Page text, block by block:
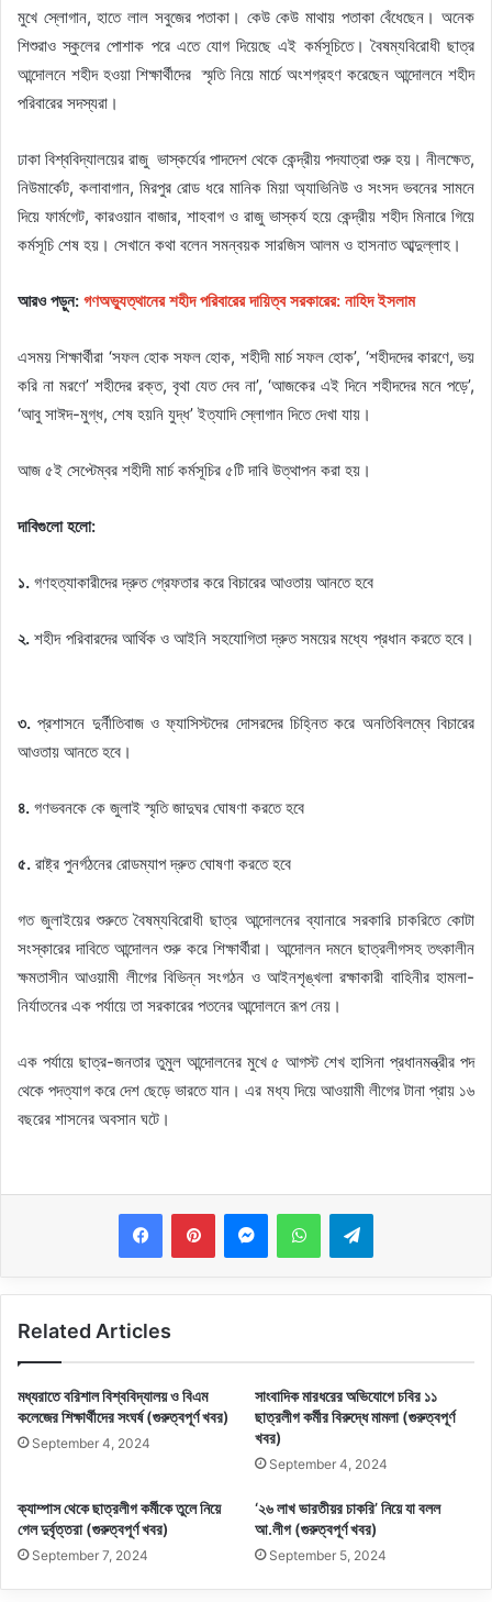
মুখে স্লোগান, হাতে লাল সবুজের পতাকা। কেউ কেউ মাথায় পতাকা বেঁধেছেন। অনেক
শিশুরাও স্কুলের পোশাক পরে এতে যোগ দিয়েছে এই কর্মসূচিতে। বৈষম্যবিরোধী ছাত্র
আন্দোলনে শহীদ হওয়া শিক্ষার্থীদের স্মৃতি নিয়ে মার্চে অংশগ্রহণ করেছেন আন্দোলনে শহীদ
পরিবারের সদস্যরা।
ঢাকা বিশ্ববিদ্যালয়ের রাজু ভাস্কর্যের পাদদেশ থেকে কেন্দ্রীয় পদযাত্রা শুরু হয়। নীলক্ষেত,
নিউমার্কেট, কলাবাগান, মিরপুর রোড ধরে মানিক মিয়া অ্যাভিনিউ ও সংসদ ভবনের সামনে
দিয়ে ফার্মগেট, কারওয়ান বাজার, শাহবাগ ও রাজু ভাস্কর্য হয়ে কেন্দ্রীয় শহীদ মিনারে গিয়ে
কর্মসূচি শেষ হয়। সেখানে কথা বলেন সমন্বয়ক সারজিস আলম ও হাসনাত আব্দুল্লাহ।
আরও পড়ুন: গণঅভ্যুত্থানের শহীদ পরিবারের দায়িত্ব সরকারের: নাহিদ ইসলাম
এসময় শিক্ষার্থীরা ‘সফল হোক সফল হোক, শহীদী মার্চ সফল হোক’, ‘শহীদদের কারণে, ভয়
করি না মরণে’ শহীদের রক্ত, বৃথা যেত দেব না’, ‘আজকের এই দিনে শহীদদের মনে পড়ে’,
‘আবু সাঈদ-মুগ্ধ, শেষ হয়নি যুদ্ধ’ ইত্যাদি স্লোগান দিতে দেখা যায়।
আজ ৫ই সেপ্টেম্বর শহীদী মার্চ কর্মসূচির ৫টি দাবি উত্থাপন করা হয়।
দাবিগুলো হলো:
১. গণহত্যাকারীদের দ্রুত গ্রেফতার করে বিচারের আওতায় আনতে হবে
২. শহীদ পরিবারদের আর্থিক ও আইনি সহযোগিতা দ্রুত সময়ের মধ্যে প্রধান করতে হবে।
৩. প্রশাসনে দুর্নীতিবাজ ও ফ্যাসিস্টদের দোসরদের চিহ্নিত করে অনতিবিলম্বে বিচারের
আওতায় আনতে হবে।
৪. গণভবনকে কে জুলাই স্মৃতি জাদুঘর ঘোষণা করতে হবে
৫. রাষ্ট্র পুনর্গঠনের রোডম্যাপ দ্রুত ঘোষণা করতে হবে
গত জুলাইয়ের শুরুতে বৈষম্যবিরোধী ছাত্র আন্দোলনের ব্যানারে সরকারি চাকরিতে কোটা
সংস্কারের দাবিতে আন্দোলন শুরু করে শিক্ষার্থীরা। আন্দোলন দমনে ছাত্রলীগসহ তৎকালীন
ক্ষমতাসীন আওয়ামী লীগের বিভিন্ন সংগঠন ও আইনশৃঙ্খলা রক্ষাকারী বাহিনীর হামলা-
নির্যাতনের এক পর্যায়ে তা সরকারের পতনের আন্দোলনে রূপ নেয়।
এক পর্যায়ে ছাত্র-জনতার তুমুল আন্দোলনের মুখে ৫ আগস্ট শেখ হাসিনা প্রধানমন্ত্রীর পদ
থেকে পদত্যাগ করে দেশ ছেড়ে ভারতে যান। এর মধ্য দিয়ে আওয়ামী লীগের টানা প্রায় ১৬
বছরের শাসনের অবসান ঘটে।
MessengerWhatsAppTelegram
Related Articles
মধ্যরাতে বরিশাল বিশ্ববিদ্যালয় ও বিএম
কলেজের শিক্ষার্থীদের সংঘর্ষ (গুরুত্বপূর্ণ খবর)
September 4, 2024
সাংবাদিক মারধরের অভিযোগে চবির ১১
ছাত্রলীগ কর্মীর বিরুদ্ধে মামলা (গুরুত্বপূর্ণ
খবর)
September 4, 2024
ক্যাম্পাস থেকে ছাত্রলীগ কর্মীকে তুলে নিয়ে
গেল দুর্বৃত্তরা (গুরুত্বপূর্ণ খবর)
September 7, 2024
‘২৬ লাখ ভারতীয়র চাকরি’ নিয়ে যা বলল
আ.লীগ (গুরুত্বপূর্ণ খবর)
September 5, 2024